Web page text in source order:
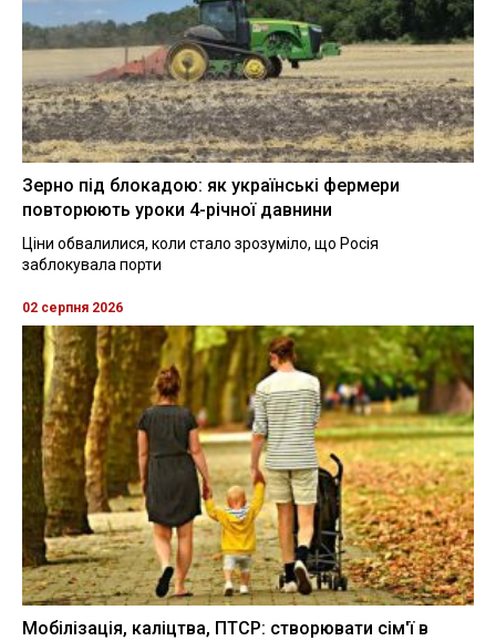
Зерно під блокадою: як українські фермери
повторюють уроки 4-річної давнини
Ціни обвалилися, коли стало зрозуміло, що Росія
заблокувала порти
02 серпня 2026
Мобілізація, каліцтва, ПТСР: створювати сім'ї в